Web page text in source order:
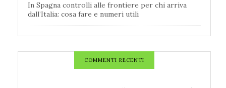
In Spagna controlli alle frontiere per chi arriva
dall’Italia: cosa fare e numeri utili
COMMENTI RECENTI